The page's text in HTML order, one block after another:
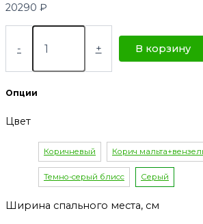
20290 ₽
- + В корзину
Опции
Цвет
Коричневый Корич
Темно-серый блисс Серый
Ширина спального места, см